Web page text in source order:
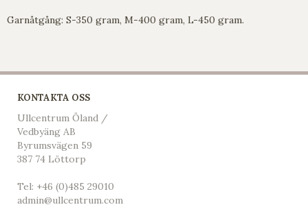
Garnåtgång: S-350 gram, M-400 gram, L-450 gram.
KONTAKTA OSS
Ullcentrum Öland /
Vedbyäng AB
Byrumsvägen 59
387 74 Löttorp
Tel: +46 (0)485 29010
admin@ullcentrum.com